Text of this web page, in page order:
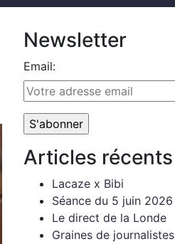
Newsletter
Email:
Articles récents
Lacaze x Bibi
Séance du 5 juin 2026
Le direct de la Londe
Graines de journalistes